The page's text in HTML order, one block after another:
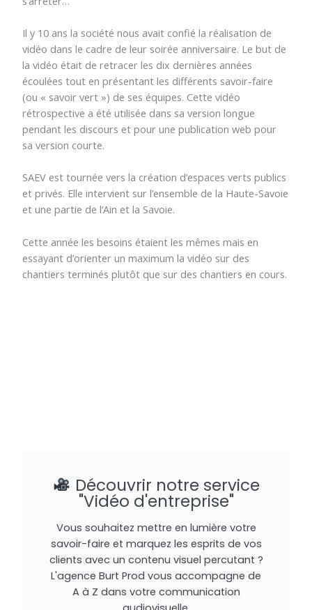
Il y 10 ans la société nous avait confié la réalisation de
vidéo dans le cadre de leur soirée anniversaire. Le but de
la vidéo était de retracer les dix dernières années
écoulées tout en présentant les différents savoir-faire
(ou « savoir vert ») de ses équipes. Cette vidéo
rétrospective a été utilisée dans sa version longue
pendant les discours et pour une publication web pour
sa version courte.
SAEV est tournée vers la création d’espaces verts publics
et privés. Elle intervient sur l’ensemble de la Haute-Savoie
et une partie de l’Ain et la Savoie.
Cette année les besoins étaient les mêmes mais en
essayant d’orienter un maximum la vidéo sur des
chantiers terminés plutôt que sur des chantiers en cours.
Découvrir notre service
"Vidéo d'entreprise"
Vous souhaitez mettre en lumière votre
savoir-faire et marquez les esprits de vos
clients avec un contenu visuel percutant ?
L'agence Burt Prod vous accompagne de
A à Z dans votre communication